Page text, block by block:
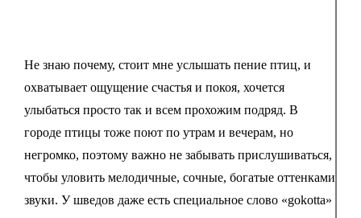
Не знаю почему, стоит мне услышать пение птиц, и
охватывает ощущение счастья и покоя, хочется
улыбаться просто так и всем прохожим подряд. В
городе птицы тоже поют по утрам и вечерам, но
негромко, поэтому важно не забывать прислушиваться,
чтобы уловить мелодичные, сочные, богатые оттенками
звуки. У шведов даже есть специальное слово «gokotta»